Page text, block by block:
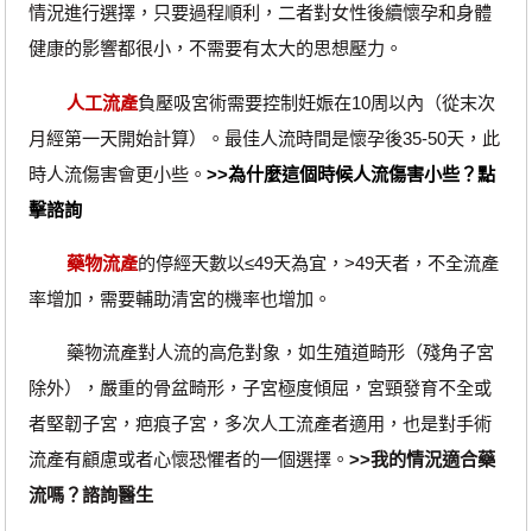
情況進行選擇，只要過程順利，二者對女性後續懷孕和身體
健康的影響都很小，不需要有太大的思想壓力。
人工流產負壓吸宮術需要控制妊娠在10周以內（從末次
月經第一天開始計算）。最佳人流時間是懷孕後35-50天，此
時人流傷害會更小些。 >>為什麼這個時候人流傷害小些？點
擊諮詢
藥物流產的停經天數以≤49天為宜，>49天者，不全流產
率增加，需要輔助清宮的機率也增加。
藥物流產對人流的高危對象，如生殖道畸形（殘角子宮
除外），嚴重的骨盆畸形，子宮極度傾屈，宮頸發育不全或
者堅韌子宮，疤痕子宮，多次人工流產者適用，也是對手術
流產有顧慮或者心懷恐懼者的一個選擇。 >>我的情況適合藥
流嗎？諮詢醫生